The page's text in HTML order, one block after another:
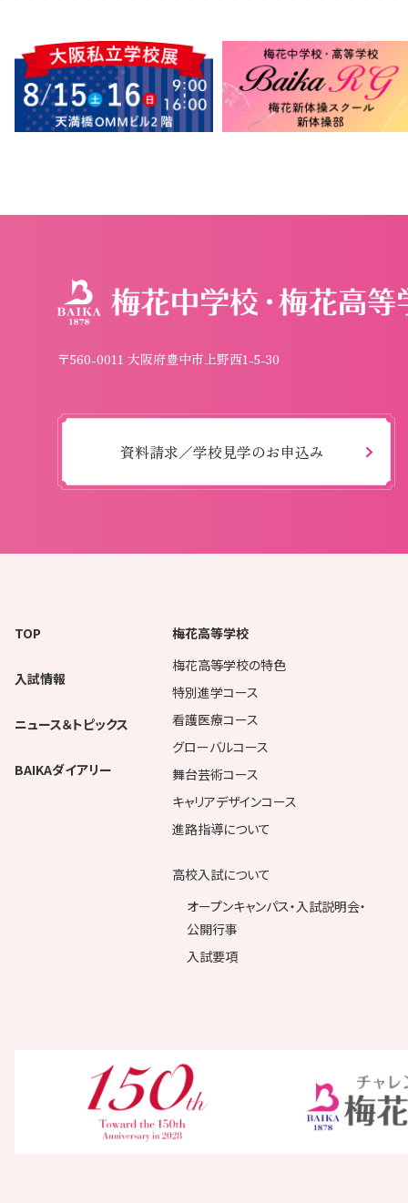
〒560-0011 大阪府豊中市上野西1-5-30
資料請求／学校見学のお申込み
TOP
入試情報
ニュース＆トピックス
BAIKAダイアリー
梅花高等学校
梅花高等学校の特色
特別進学コース
看護医療コース
グローバルコース
舞台芸術コース
キャリアデザインコース
進路指導について
高校入試について
オープンキャンパス・入試説明会・
公開行事
入試要項